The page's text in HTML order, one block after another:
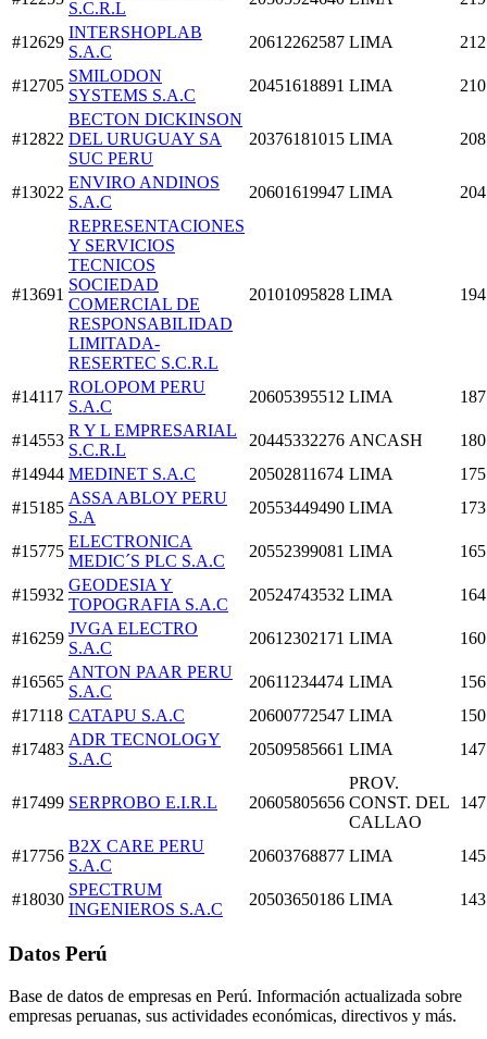
S.C.R.L
#12629
INTERSHOPLAB
S.A.C
20612262587 LIMA
#12705
SMILODON
SYSTEMS S.A.C
20451618891 LIMA
#12822
BECTON DICKINSON
DEL URUGUAY SA
SUC PERU
20376181015 LIMA
#13022
ENVIRO ANDINOS
S.A.C
20601619947 LIMA
#13691
REPRESENTACIONES
Y SERVICIOS
TECNICOS
SOCIEDAD
COMERCIAL DE
RESPONSABILIDAD
LIMITADA-
RESERTEC S.C.R.L
20101095828 LIMA
#14117
ROLOPOM PERU
S.A.C
20605395512 LIMA
#14553
R Y L EMPRESARIAL
S.C.R.L
20445332276 ANCASH
#14944 MEDINET S.A.C 20502811674 LIMA
#15185
ASSA ABLOY PERU
S.A
20553449490 LIMA
#15775
ELECTRONICA
MEDIC´S PLC S.A.C
20552399081 LIMA
#15932
GEODESIA Y
TOPOGRAFIA S.A.C
20524743532 LIMA
#16259
JVGA ELECTRO
S.A.C
20612302171 LIMA
#16565
ANTON PAAR PERU
S.A.C
20611234474 LIMA
#17118 CATAPU S.A.C 20600772547 LIMA
#17483
ADR TECNOLOGY
S.A.C
20509585661 LIMA
#17499 SERPROBO E.I.R.L 20605805656
PROV.
CONST. DEL
CALLAO
#17756
B2X CARE PERU
S.A.C
20603768877 LIMA
#18030
SPECTRUM
INGENIEROS S.A.C
20503650186 LIMA
Datos Perú
Base de datos de empresas en Perú. Información actualizada sobre
empresas peruanas, sus actividades económicas, directivos y más.